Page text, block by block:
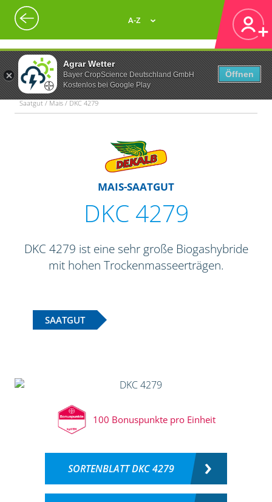
Agrar Wetter
Bayer CropScience Deutschland GmbH
Kostenlos bei Google Play
Öffnen
A-Z
Saatgut / Mais / DKC 4279
MAIS-SAATGUT
DKC 4279
DKC 4279 ist eine sehr große Biogashybride
mit hohen Trockenmasseerträgen.
SAATGUT
100 Bonuspunkte pro Einheit
SORTENBLATT DKC 4279